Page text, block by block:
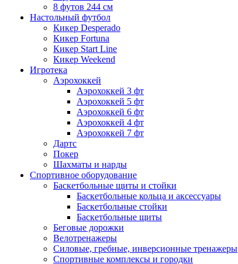
8 футов 244 см
Настольный футбол
Кикер Desperado
Кикер Fortuna
Кикер Start Line
Кикер Weekend
Игротека
Аэрохоккей
Аэрохоккей 3 фт
Аэрохоккей 5 фт
Аэрохоккей 6 фт
Аэрохоккей 4 фт
Аэрохоккей 7 фт
Дартс
Покер
Шахматы и нарды
Спортивное оборудование
Баскетбольные щиты и стойки
Баскетбольные кольца и аксессуары
Баскетбольные стойки
Баскетбольные щиты
Беговые дорожки
Велотренажеры
Силовые, гребные, инверсионные тренажеры
Спортивные комплексы и городки